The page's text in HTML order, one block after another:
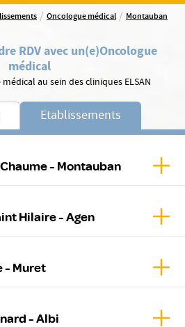
/ Oncologue médical / Montauban
RDV avec un(e)Oncologue
médical
au sein des cliniques ELSAN
Etablissements
- Montauban
Hilaire - Agen
- Muret
- Albi